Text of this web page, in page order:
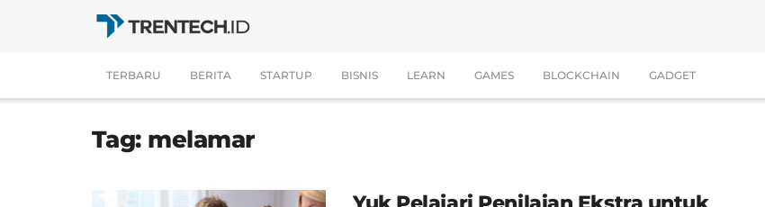
TERBARU BERITA STARTUP BISNIS LEARN GAMES BLOCKCHAIN GADGET
Tag: melamar